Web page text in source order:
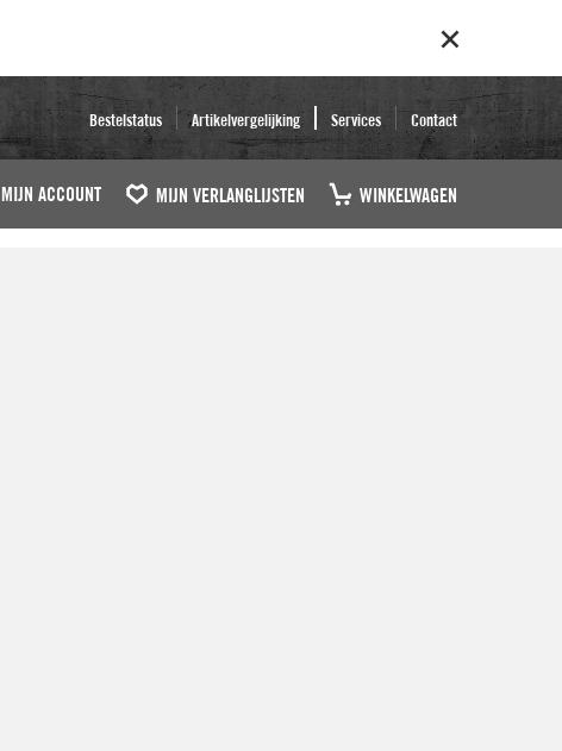
Bestelstatus Artikelvergelijking Services Contact
MIJN ACCOUNT MIJN VERLANGLIJSTEN WINKELWAGEN